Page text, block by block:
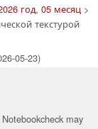
год, 05 месяц>
текстурой
05-23)
may